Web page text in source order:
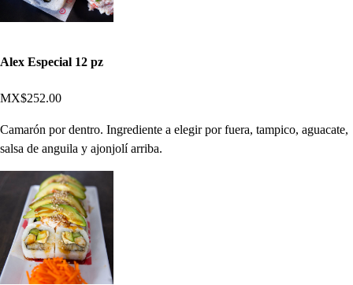
Alex Especial 12 pz
MX$252.00
Camarón por dentro. Ingrediente a elegir por fuera, tampico, aguacate,
salsa de anguila y ajonjolí arriba.